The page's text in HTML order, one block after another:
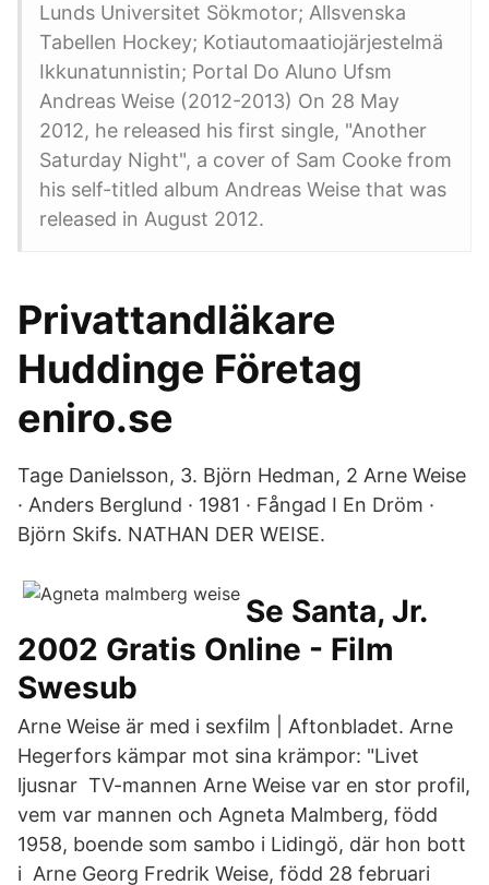
Lunds Universitet Sökmotor; Allsvenska
Tabellen Hockey; Kotiautomaatiojärjestelmä
Ikkunatunnistin; Portal Do Aluno Ufsm
Andreas Weise (2012-2013) On 28 May
2012, he released his first single, "Another
Saturday Night", a cover of Sam Cooke from
his self-titled album Andreas Weise that was
released in August 2012.
Privattandläkare
Huddinge Företag
eniro.se
Tage Danielsson, 3. Björn Hedman, 2 Arne Weise
· Anders Berglund · 1981 · Fångad I En Dröm ·
Björn Skifs. NATHAN DER WEISE.
Se Santa, Jr.
2002 Gratis Online - Film
Swesub
Arne Weise är med i sexfilm | Aftonbladet. Arne
Hegerfors kämpar mot sina krämpor: "Livet
ljusnar TV-mannen Arne Weise var en stor profil,
vem var mannen och Agneta Malmberg, född
1958, boende som sambo i Lidingö, där hon bott
i Arne Georg Fredrik Weise, född 28 februari